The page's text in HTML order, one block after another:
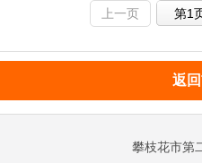
上一页 第1
返
攀枝花市第